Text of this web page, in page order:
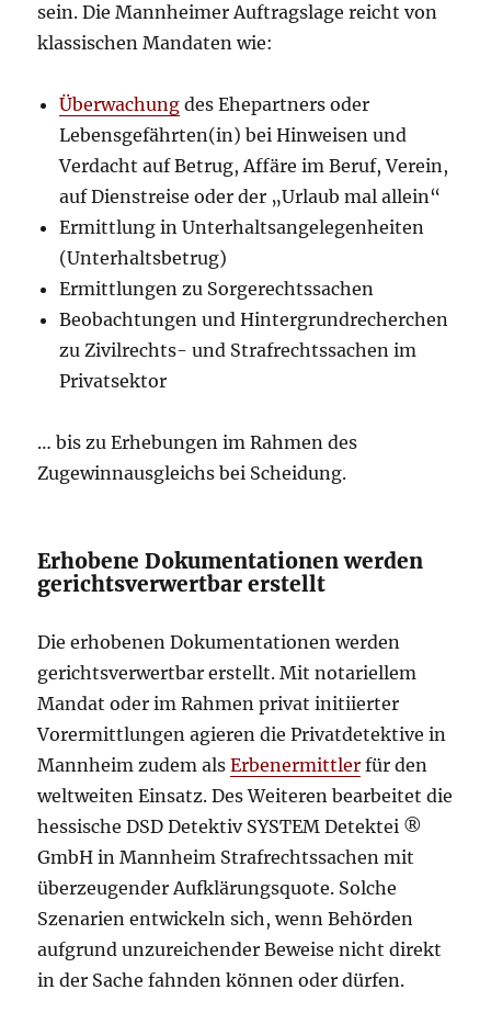
sein. Die Mannheimer Auftragslage reicht von
klassischen Mandaten wie:
Überwachung des Ehepartners oder
Lebensgefährten(in) bei Hinweisen und
Verdacht auf Betrug, Affäre im Beruf, Verein,
auf Dienstreise oder der „Urlaub mal allein“
Ermittlung in Unterhaltsangelegenheiten
(Unterhaltsbetrug)
Ermittlungen zu Sorgerechtssachen
Beobachtungen und Hintergrundrecherchen
zu Zivilrechts- und Strafrechtssachen im
Privatsektor
… bis zu Erhebungen im Rahmen des
Zugewinnausgleichs bei Scheidung.
Erhobene Dokumentationen werden
gerichtsverwertbar erstellt
Die erhobenen Dokumentationen werden
gerichtsverwertbar erstellt. Mit notariellem
Mandat oder im Rahmen privat initiierter
Vorermittlungen agieren die Privatdetektive in
Mannheim zudem alsErbenermittler für den
weltweiten Einsatz. Des Weiteren bearbeitet die
hessische DSD Detektiv SYSTEM Detektei ®
GmbH in Mannheim Strafrechtssachen mit
überzeugender Aufklärungsquote. Solche
Szenarien entwickeln sich, wenn Behörden
aufgrund unzureichender Beweise nicht direkt
in der Sache fahnden können oder dürfen.